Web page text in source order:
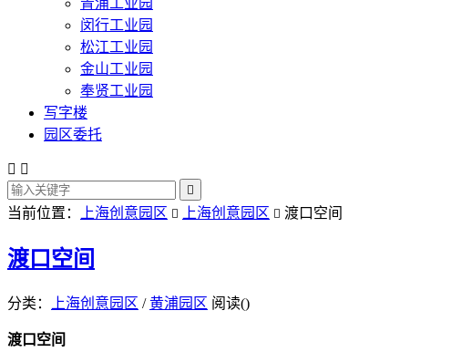
青浦工业园
闵行工业园
松江工业园
金山工业园
奉贤工业园
写字楼
园区委托
 

当前位置： 上海创意园区  上海创意园区  渡口空间
渡口空间
分类： 上海创意园区 /黄浦园区 阅读()
渡口空间